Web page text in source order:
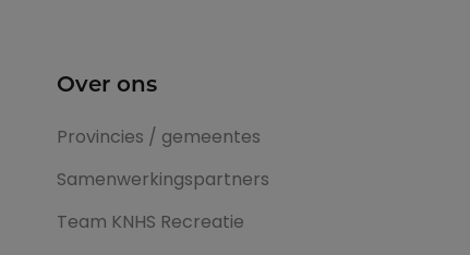
Over ons
Provincies / gemeentes
Samenwerkingspartners
Team KNHS Recreatie